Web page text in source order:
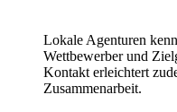
Lokale Agenturen
Wettbewerber und
Kontakt erleichtert
Zusammenarbeit.